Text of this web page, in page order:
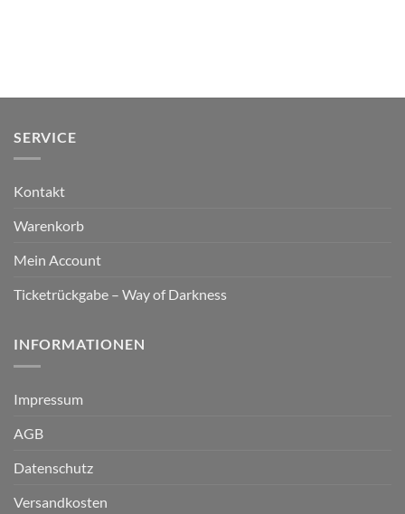
SERVICE
Kontakt
Warenkorb
Mein Account
Ticketrückgabe – Way of Darkness
INFORMATIONEN
Impressum
AGB
Datenschutz
Versandkosten